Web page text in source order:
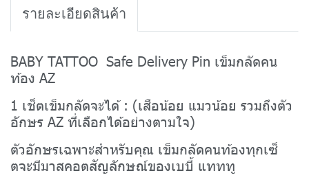
รายละเอียดสินค้า
BABY TATTOO Safe Delivery Pin เข็มกลัดคน
ท้อง AZ
1 เช็ตเข็มกลัดจะได้ : (เสือน้อย แมวน้อย รวมถึงตัว
อักษร AZ ที่เลือกได้อย่างตามใจ)
ตัวอักษรเฉพาะสำหรับคุณ เข็มกลัดคนท้องทุกเซ็
ตจะมีมาสคอตสัญลักษณ์ของเบบี้ แทททู